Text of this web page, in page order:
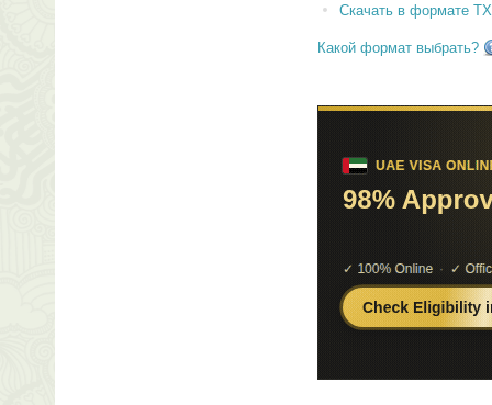
Скачать в формате
Какой формат выбрать?